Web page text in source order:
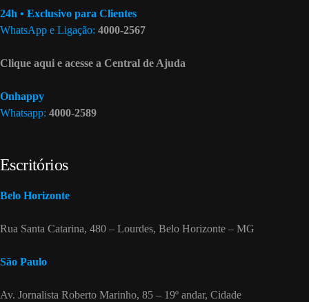
24h • Exclusivo para Clientes
WhatsApp e Ligação: 4000-2567
Clique aqui e acesse a Central de Ajuda
Onhappy
Whatsapp: 4000-2589
Escritórios
Belo Horizonte
Rua Santa Catarina, 480 – Lourdes, Belo Horizonte – MG
São Paulo
Av. Jornalista Roberto Marinho, 85 – 19º andar, Cidade